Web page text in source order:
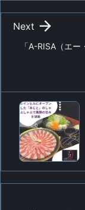
「A-RISA（エ

Next